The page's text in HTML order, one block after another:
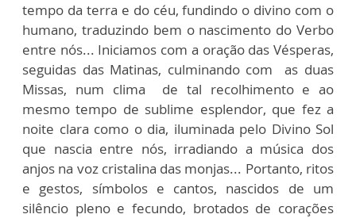
tempo da terra e do céu, fundindo o divino com o
humano, traduzindo bem o nascimento do Verbo
entre nós... Iniciamos com a oração das Vésperas,
seguidas das Matinas, culminando com as duas
Missas, num clima de tal recolhimento e ao
mesmo tempo de sublime esplendor, que fez a
noite clara como o dia, iluminada pelo Divino Sol
que nascia entre nós, irradiando a música dos
anjos na voz cristalina das monjas... Portanto, ritos
e gestos, símbolos e cantos, nascidos de um
silêncio pleno e fecundo, brotados de corações